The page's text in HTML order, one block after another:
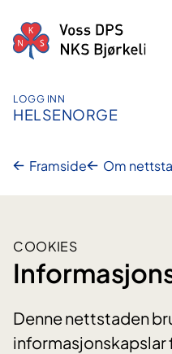
innhald
LOGG INN
HELSENORGE
Framside Om
COOKIES
Denne nettstaden
informasjonskapslar